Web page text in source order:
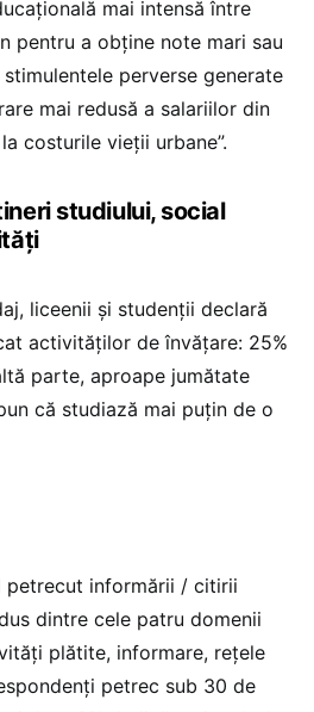
mai intensă între
pentru a obține note mari sau
perverse generate
mai redusă a salariilor din
costurile vieții urbane”.
studiului, social
liceenii și studenții declară
activităților de învățare: 25%
parte, aproape jumătate
că studiază mai puțin de o
petrecut informării / citirii
dintre cele patru domenii
plătite, informare, rețele
petrec sub 30 de